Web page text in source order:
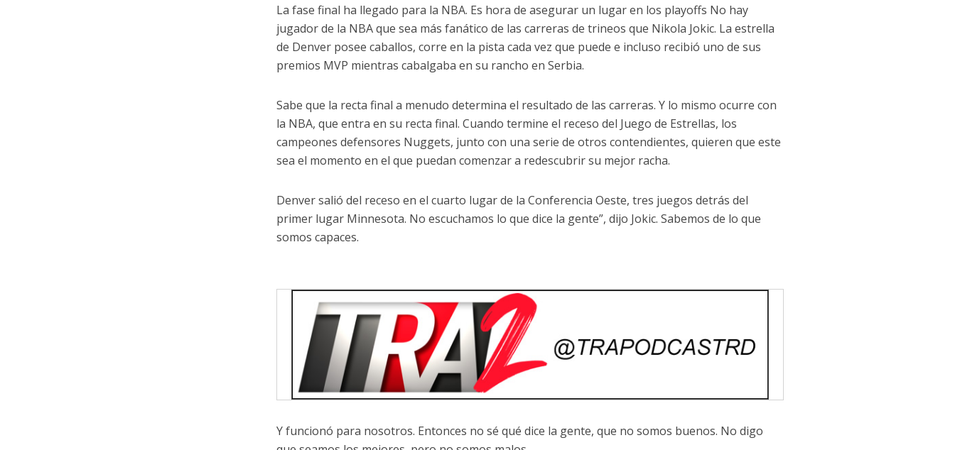
La fase final ha llegado para la NBA. Es hora de asegurar un lugar en los playoffs No hay
jugador de la NBA que sea más fanático de las carreras de trineos que Nikola Jokic. La estrella
de Denver posee caballos, corre en la pista cada vez que puede e incluso recibió uno de sus
premios MVP mientras cabalgaba en su rancho en Serbia.
Sabe que la recta final a menudo determina el resultado de las carreras. Y lo mismo ocurre con
la NBA, que entra en su recta final. Cuando termine el receso del Juego de Estrellas, los
campeones defensores Nuggets, junto con una serie de otros contendientes, quieren que este
sea el momento en el que puedan comenzar a redescubrir su mejor racha.
Denver salió del receso en el cuarto lugar de la Conferencia Oeste, tres juegos detrás del
primer lugar Minnesota. No escuchamos lo que dice la gente”, dijo Jokic. Sabemos de lo que
somos capaces.
Y funcionó para nosotros. Entonces no sé qué dice la gente, que no somos buenos. No digo